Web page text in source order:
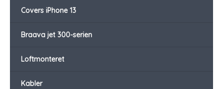
Covers iPhone 13
Braava jet 300-serien
Loftmonteret
Kabler